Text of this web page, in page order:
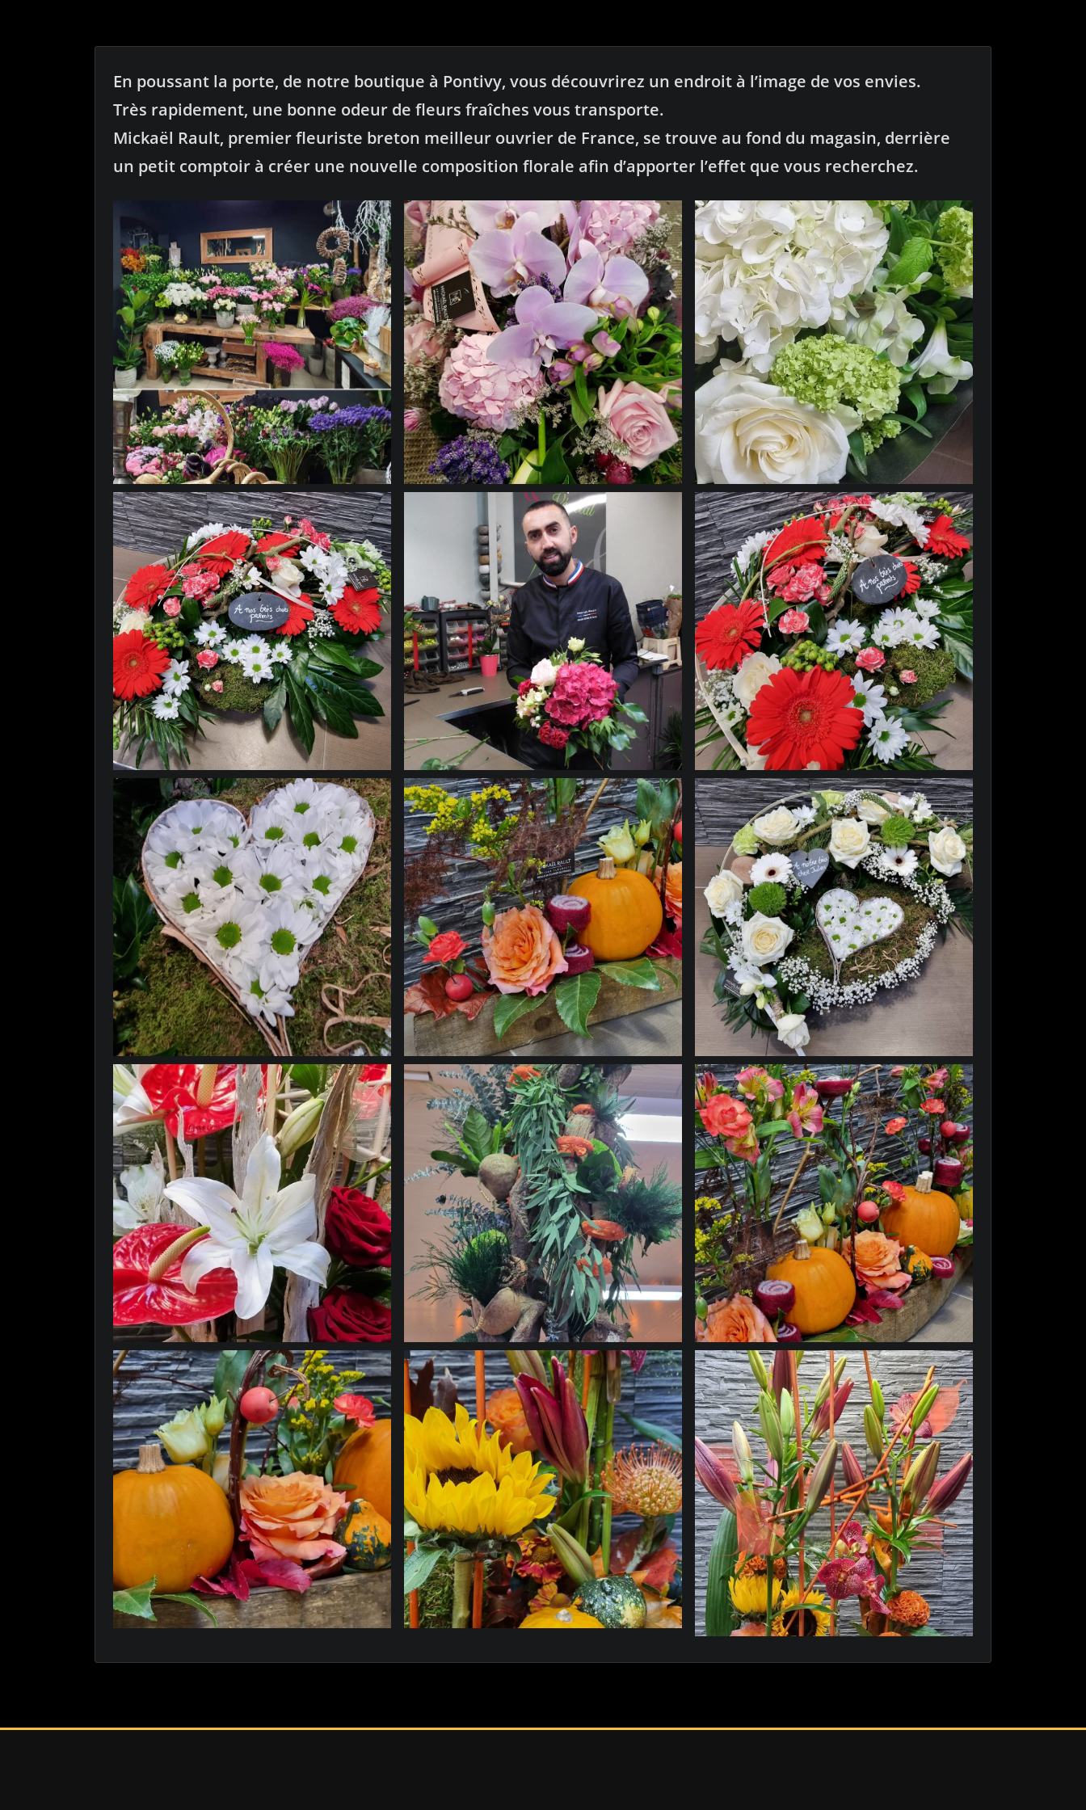
En poussant la porte, de notre boutique à Pontivy, vous découvrirez un endroit à l’image de vos envies.
Très rapidement, une bonne odeur de fleurs fraîches vous transporte.
Mickaël Rault, premier fleuriste breton meilleur ouvrier de France, se trouve au fond du magasin, derrière
un petit comptoir à créer une nouvelle composition florale afin d’apporter l’effet que vous recherchez.